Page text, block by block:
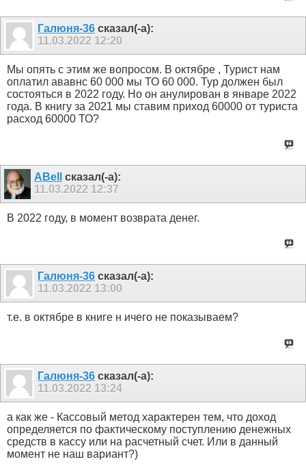
Галюня-36 сказал(-а):
11.03.2022 12:20
Мы опять с этим же вопросом. В октябре , Турист нам
оплатил ававнс 60 000 мы ТО 60 000. Тур должен был
состояться в 2022 году. Но он анулирован в январе 2022
года. В книгу за 2021 мы ставим приход 60000 от туриста
расход 60000 ТО?
ABell
сказал(-а):
11.03.2022 12:37
В 2022 году, в момент возврата денег.
Галюня-36 сказал(-а):
11.03.2022 13:00
т.е. в октябре в книге н ичего не показываем?
Галюня-36 сказал(-а):
11.03.2022 13:24
а как же - Кассовый метод характерен тем, что доход
определяется по фактическому поступлению денежных
средств в кассу или на расчетный счет. Или в данный
момент не наш вариант?)